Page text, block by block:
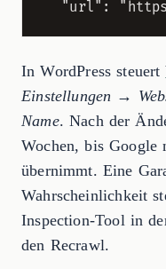
In WordPress steuert
Einstellungen →
Name. Nach der
Wochen, bis Google
übernimmt. Eine
Wahrscheinlichkeit
Inspection-Tool in
den Recrawl.